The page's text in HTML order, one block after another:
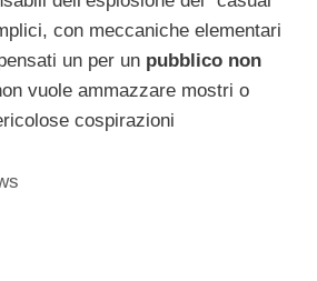
con meccaniche elementari
un per un pubblico non
vuole ammazzare mostri o
cospirazioni